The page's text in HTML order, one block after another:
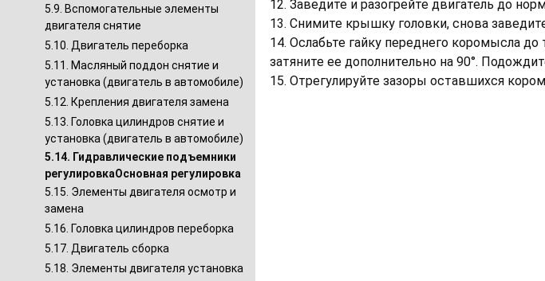
5.9. Вспомогательные элементы
двигателя снятие
5.10. Двигатель переборка
5.11. Масляный поддон снятие и
установка (двигатель в автомобиле)
5.12. Крепления двигателя замена
5.13. Головка цилиндров снятие и
установка (двигатель в автомобиле)
5.14. Гидравлические подъемники
регулировкаОсновная регулировка
5.15. Элементы двигателя осмотр и
замена
5.16. Головка цилиндров переборка
5.17. Двигатель сборка
5.18. Элементы двигателя установка
12. Заведите и разогрейте двигатель до
13. Снимите крышку головки, снова
14. Ослабьте гайку переднего коромысла
затяните ее дополнительно на 90°.
15. Отрегулируйте зазоры оставшихся